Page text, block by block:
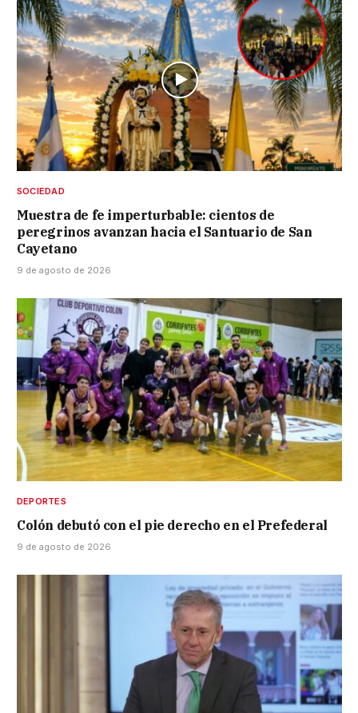
SOCIEDAD
Muestra de fe imperturbable: cientos de
peregrinos avanzan hacia el Santuario de San
Cayetano
9 de agosto de 2026
DEPORTES
Colón debutó con el pie derecho en el Prefederal
9 de agosto de 2026